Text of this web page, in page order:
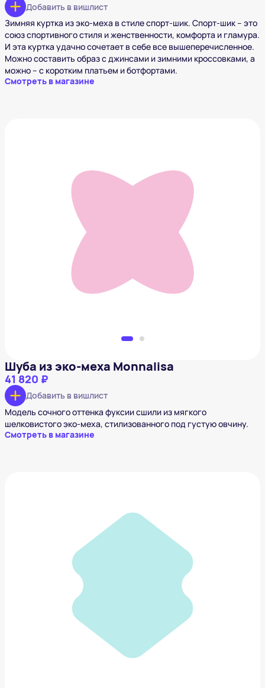
Добавить в вишлист
Зимняя куртка из эко-меха в стиле спорт-шик. Спорт-шик – это
союз спортивного стиля и женственности, комфорта и гламура.
И эта куртка удачно сочетает в себе все вышеперечисленное.
Можно составить образ с джинсами и зимними кроссовками, а
можно – с коротким платьем и ботфортами.
Смотреть в магазине
Шуба из эко-меха Monnalisa
Шуба из эко-меха Monnalisa
41 820 ₽
Добавить в вишлист
Модель сочного оттенка фуксии сшили из мягкого
шелковистого эко-меха, стилизованного под густую овчину.
Смотреть в магазине